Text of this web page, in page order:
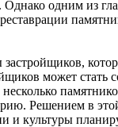
одним из
может стать
Решением в
и культуры